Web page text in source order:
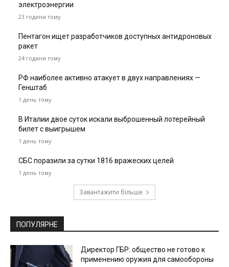
электроэнергии
23 години тому
Пентагон ищет разработчиков доступных антидроновых
ракет
24 години тому
РФ наиболее активно атакует в двух направлениях —
Генштаб
1 день тому
В Италии двое суток искали выброшенный лотерейный
билет с выигрышем
1 день тому
СБС поразили за сутки 1816 вражеских целей
1 день тому
Завантажити більше
ПОПУЛЯРНЕ
Директор ГБР: общество не готово к
применению оружия для самообороны